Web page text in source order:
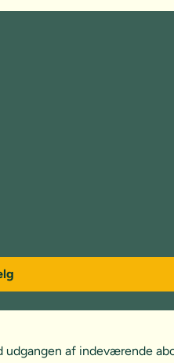
af indeværende